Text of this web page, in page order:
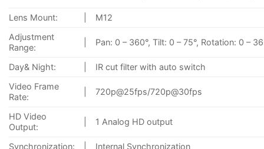
Lens Mount:
M12
Adjustment
Range:
Pan: 0 – 360°, Tilt: 0 – 75°, Rotation: 0 –
Day& Night:
IR cut filter with auto switch
Video Frame
Rate:
720p@25fps/720p@30fps
HD Video
Output:
1 Analog HD output
Synchronization:
Internal Synchronization